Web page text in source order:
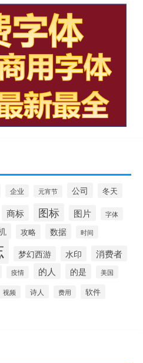
企业 元宵节 公司 冬天
商标 图标 图片 字体
攻略 数据 时间
梦幻西游 水印 消费者
疫情 的人 的是 美国
视频 诗人 费用 软件